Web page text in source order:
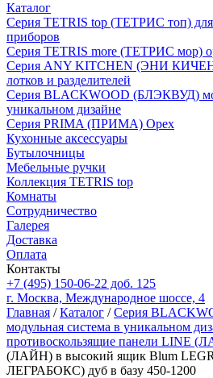
Каталог
Серия TETRIS top (ТЕТРИС топ) для
приборов
Серия TETRIS more (ТЕТРИС мор)
Серия ANY KITCHEN (ЭНИ КИЧЕН)
лотков и разделителей
Серия BLACKWOOD (БЛЭКВУД)
уникальном дизайне
Серия PRIMA (ПРИМА) Орех
Кухонные аксессуары
Бутылочницы
Мебельные ручки
Коллекция TETRIS top
Комнаты
Сотрудничество
Галерея
Доставка
Оплата
Контакты
+7 (495) 150-06-22 доб. 125
г. Москва, Международное шоссе, 4
Главная /Каталог /Серия
модульная система в уникальном
противоскользящие панели LINE
(ЛАЙН) в высокий ящик Blum
ЛЕГРАБОКС) дуб в базу 450-1200